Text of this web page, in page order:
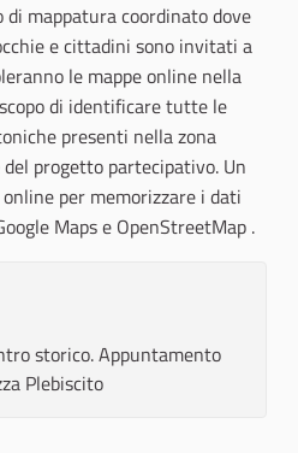
di mappatura coordinato dove
e cittadini sono invitati a
le mappe online nella
di identificare tutte le
presenti nella zona
progetto partecipativo. Un
per memorizzare i dati
Maps e OpenStreetMap .
storico. Appuntamento
Plebiscito